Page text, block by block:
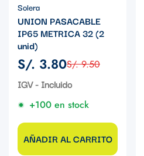
Solera
UNION PASACABLE
IP65 METRICA 32 (2
unid)
Precio
de
S/. 3.80
Precio
regular
S/. 9.50
IGV - Incluido
+100 en stock
AÑADIR AL CARRITO